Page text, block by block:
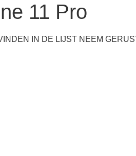
11 Pro
IN DE LIJST NEEM